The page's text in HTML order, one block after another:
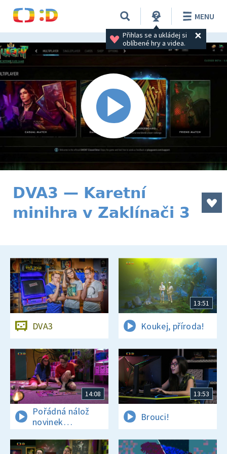
Přihlas se a ukládej si
oblíbené hry a videa.
MENU
DVA3 — Karetní
minihra v Zaklínači 3
DVA3
13:51
Koukej, příroda!
14:08
Pořádná nálož
novinek
a zajímavostí
13:53
Brouci!